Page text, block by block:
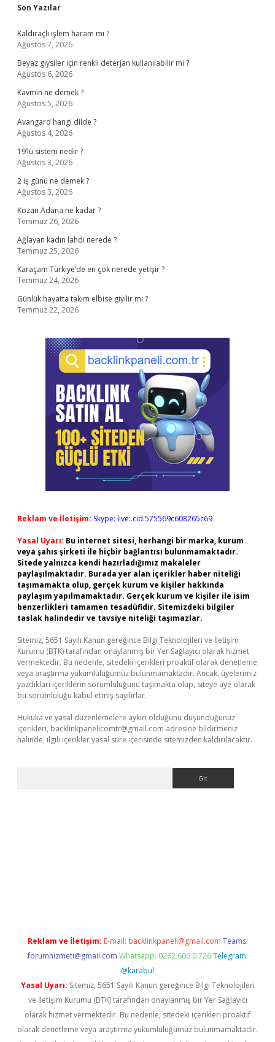
Sidebar
Son Yazılar
Kaldıraçlı işlem haram mı ?
Ağustos 7, 2026
Beyaz giysiler için renkli deterjan kullanılabilir mi ?
Ağustos 6, 2026
Kavmin ne demek ?
Ağustos 5, 2026
Avangard hangi dilde ?
Ağustos 4, 2026
19’lü sistem nedir ?
Ağustos 3, 2026
2 iş günü ne demek ?
Ağustos 3, 2026
Kozan Adana ne kadar ?
Temmuz 26, 2026
Ağlayan kadın lahdi nerede ?
Temmuz 25, 2026
Karaçam Türkiye’de en çok nerede yetişir ?
Temmuz 24, 2026
Günlük hayatta takım elbise giyilir mi ?
Temmuz 22, 2026
Reklam ve İletişim: Skype: live:.cid.575569c608265c69
Yasal Uyarı: Bu internet sitesi, herhangi bir marka, kurum
veya şahıs şirketi ile hiçbir bağlantısı bulunmamaktadır.
Sitede yalnızca kendi hazırladığımız makaleler
paylaşılmaktadır. Burada yer alan içerikler haber niteliği
taşımamakta olup, gerçek kurum ve kişiler hakkında
paylaşım yapılmamaktadır. Gerçek kurum ve kişiler ile isim
benzerlikleri tamamen tesadüfidir. Sitemizdeki bilgiler
taslak halindedir ve tavsiye niteliği taşımazlar.
Sitemiz, 5651 Sayılı Kanun gereğince Bilgi Teknolojileri ve İletişim
Kurumu (BTK) tarafından onaylanmış bir Yer Sağlayıcı olarak hizmet
vermektedir. Bu nedenle, sitedeki içerikleri proaktif olarak denetleme
veya araştırma yükümlülüğümüz bulunmamaktadır. Ancak, üyelerimiz
yazdıkları içeriklerin sorumluluğunu taşımakta olup, siteye üye olarak
bu sorumluluğu kabul etmiş sayılırlar.
Hukuka ve yasal düzenlemelere aykırı olduğunu düşündüğünüz
içerikleri, backlinkpanelicomtr@gmail.com adresine bildirmeniz
halinde, ilgili içerikler yasal süre içerisinde sitemizden kaldırılacaktır.
Reklam ve İletişim: E-mail: backlinkpaneli@gmail.com Teams:
forumhizmeti@gmail.com Whatsapp: 0262 606 0 726 Telegram:
@karabul
Yasal Uyarı: Sitemiz, 5651 Sayılı Kanun gereğince Bilgi Teknolojileri
ve İletişim Kurumu (BTK) tarafından onaylanmış bir Yer Sağlayıcı
olarak hizmet vermektedir. Bu nedenle, sitedeki içerikleri proaktif
olarak denetleme veya araştırma yükümlülüğümüz bulunmamaktadır.